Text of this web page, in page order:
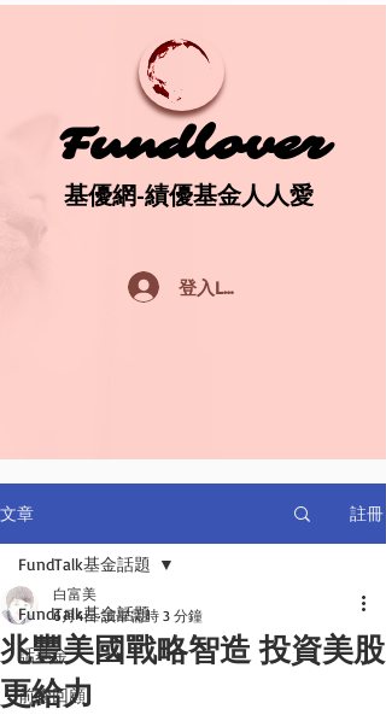
Fundlover
Fundlover
基優網-績優基金人人愛
基優網-績優基金人人愛
登入Log In
文章 註冊
FundTalk基金話題
話基金
前瞻回顧
FundTalk基金話題
兆豐美國戰略智造 投資美股
更給力
白富美
6月4日 讀畢需時 3 分鐘